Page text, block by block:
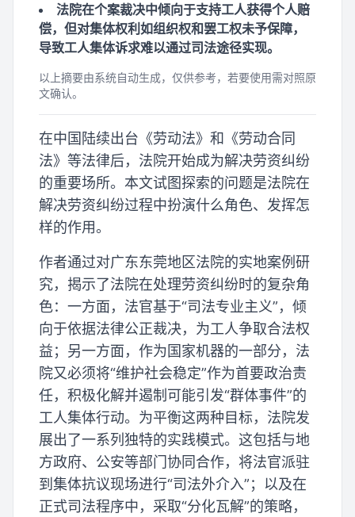
法院在个案裁决中倾向于支持工人获得个人赔
偿，但对集体权利如组织权和罢工权未予保障，
导致工人集体诉求难以通过司法途径实现。
以上摘要由系统自动生成，仅供参考，若要使用需对照原
文确认。
在中国陆续出台《劳动法》和《劳动合同
法》等法律后，法院开始成为解决劳资纠纷
的重要场所。本文试图探索的问题是法院在
解决劳资纠纷过程中扮演什么角色、发挥怎
样的作用。
作者通过对广东东莞地区法院的实地案例研
究，揭示了法院在处理劳资纠纷时的复杂角
色：一方面，法官基于“司法专业主义”，倾
向于依据法律公正裁决，为工人争取合法权
益；另一方面，作为国家机器的一部分，法
院又必须将“维护社会稳定”作为首要政治责
任，积极化解并遏制可能引发“群体事件”的
工人集体行动。为平衡这两种目标，法院发
展出了一系列独特的实践模式。这包括与地
方政府、公安等部门协同合作，将法官派驻
到集体抗议现场进行“司法外介入”；以及在
正式司法程序中，采取“分化瓦解”的策略，